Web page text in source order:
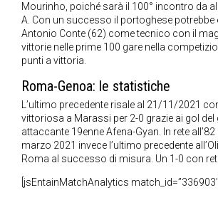
Mourinho, poiché sarà il 100° incontro da
A. Con un successo il portoghese potrebbe
Antonio Conte (62) come tecnico con il
vittorie nelle prime 100 gare nella
punti a vittoria.
Roma-Genoa: le statistiche
L’ultimo precedente risale al 21/11/2021
vittoriosa a Marassi per 2-0 grazie ai gol
attaccante 19enne Afena-Gyan. In rete all’82
marzo 2021 invece l’ultimo precedente
Roma al successo di misura. Un 1-0 con
[jsEntainMatchAnalytics match_id=”336903″]